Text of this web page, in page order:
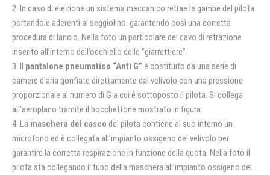
2. ln caso di eiezione un sistema meccanico retrae le gambe del pilota
portandole aderenti al seggiolino. garantendo così una corretta
procedura di lancio. Nella foto un particolare del cavo di retrazione
inserito all’interno dell’occhiello delle “giarrettiere”.
3. ll pantalone pneumatico “Anti G” é costituito da una serie di
camere d’aria gonfiate direttamente dal velivolo con una pressione
proporzionale al numero di G a cui é sottoposto il pilota. Si collega
alI’aeropIano tramite il bocchettone mostrato in figura.
4. La maschera del casco del pilota contiene al suo intemo un
microfono ed è collegata all’impianto ossigeno del velivolo per
garantire la corretta respirazione in funzione della quota. Nella foto il
pilota sta collegando il tubo della maschera alI’impianto ossigeno del